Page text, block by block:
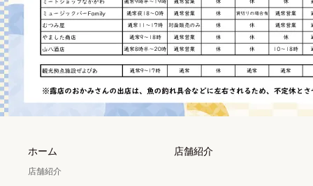
ホーム
店舗紹介
店舗紹介